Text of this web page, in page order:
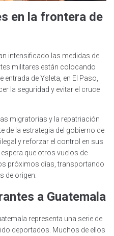
en la frontera de
intensificado las medidas de
militares están colocando
de Ysleta, en El Paso,
la seguridad y evitar el cruce
migratorias y la repatriación
de la estrategia del gobierno de
y reforzar el control en sus
que otros vuelos de
próximos días, transportando
de origen.
a Guatemala
representa una serie de
deportados. Muchos de ellos